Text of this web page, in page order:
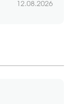
12.08.2026